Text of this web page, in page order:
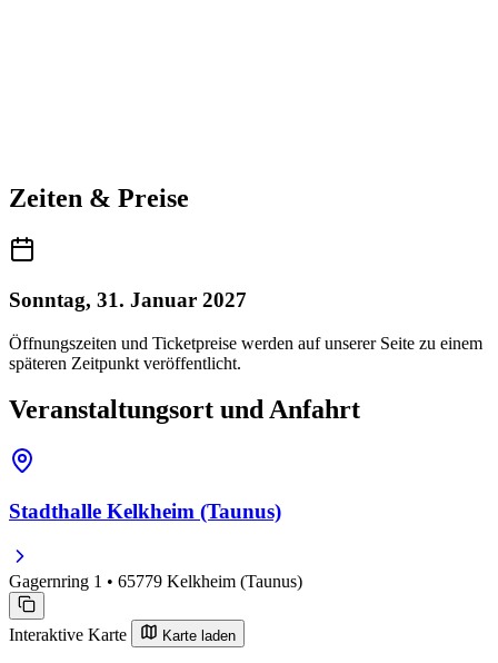
Zeiten & Preise
Sonntag, 31. Januar 2027
Öffnungszeiten und Ticketpreise werden auf unserer Seite zu einem
späteren Zeitpunkt veröffentlicht.
Veranstaltungsort und Anfahrt
Stadthalle Kelkheim (Taunus)
Gagernring 1 • 65779 Kelkheim (Taunus)
Interaktive Karte Karte laden